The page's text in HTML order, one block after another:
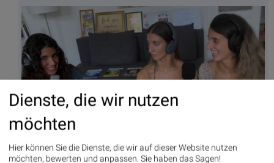
Vasiliki, Anna-Maria und Eirini Alexandri: Podcast ab 9.7. unter
Dienste, die wir nutzen
möchten
Hier können Sie die Dienste, die wir auf dieser Website nutzen
möchten, bewerten und anpassen. Sie haben das Sagen!